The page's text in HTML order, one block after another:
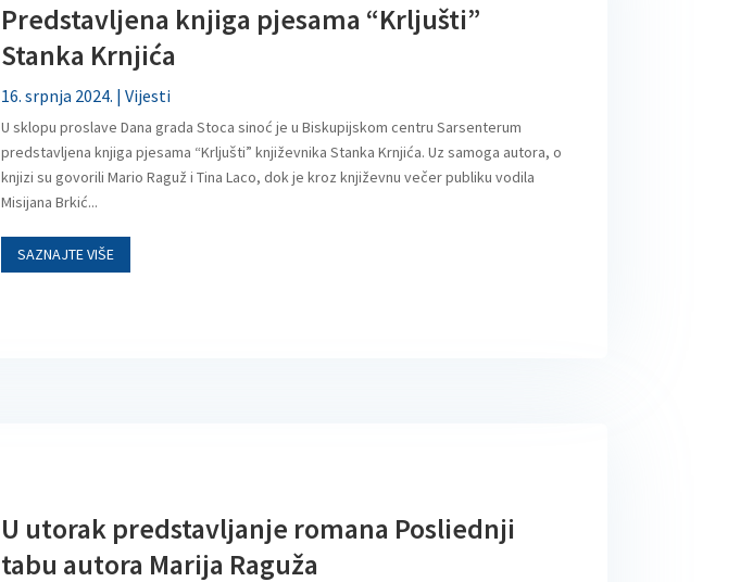
Predstavljena knjiga pjesama “Krljušti”
Stanka Krnjića
16. srpnja 2024. |Vijesti
U sklopu proslave Dana grada Stoca sinoć je u Biskupijskom centru Sarsenterum
predstavljena knjiga pjesama “Krljušti” književnika Stanka Krnjića. Uz samoga autora, o
knjizi su govorili Mario Raguž i Tina Laco, dok je kroz književnu večer publiku vodila
Misijana Brkić...
SAZNAJTE VIŠE
U utorak predstavljanje romana Posliednji
tabu autora Marija Raguža